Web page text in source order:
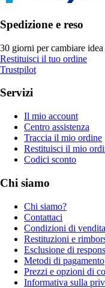
Spedizione e reso
30 giorni per cambiare idea
Restituisci il tuo ordine
Trustpilot
Servizi
Il mio account
Centro assistenza
Traccia il mio ordine
Restituisci il mio
Codici sconto
Chi siamo
Chi siamo?
Contattaci
Condizioni di vendita
Restituzioni e
Esclusione di
Metodi di pagamento
Prezzi e opzioni di
Informativa sulla